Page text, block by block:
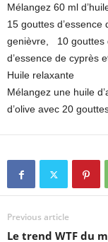
Mélangez 60 ml
15 gouttes d’essence
genièvre, 10 gouttes
d’essence de cyprès
Huile relaxante
Mélangez une huile
d’olive avec 20
Previous article
Le trend WTF du